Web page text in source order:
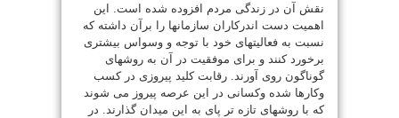
نقش آن در زندگی مردم افزوده شده است. این
اهمیت دست اندرکاران سازمانها را برآن داشته که
نسبت به فعالیتهای خود با توجه و وسواس بیشتری
برخورد کنند و برای موفقیت در آن به روشهای
گوناگون روی آورند. رقابت کلید پیروزی در کسب
وکارها شده وکسانی در این عرصه پیروز می شوند
که با روشهای تازه تر پای به این میدان گذارند. در